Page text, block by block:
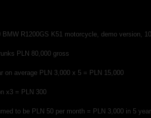
BMW R1200GS K51 motorcycle, demo version,
PLN 80,000 gross
on average PLN 3,000 x 5 = PLN 15,000
x3 = PLN 300
to be PLN 50 per month = PLN 3,000 in 5